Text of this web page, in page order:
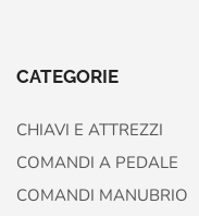
CATEGORIE
CHIAVI E ATTREZZI
COMANDI A PEDALE
COMANDI MANUBRIO